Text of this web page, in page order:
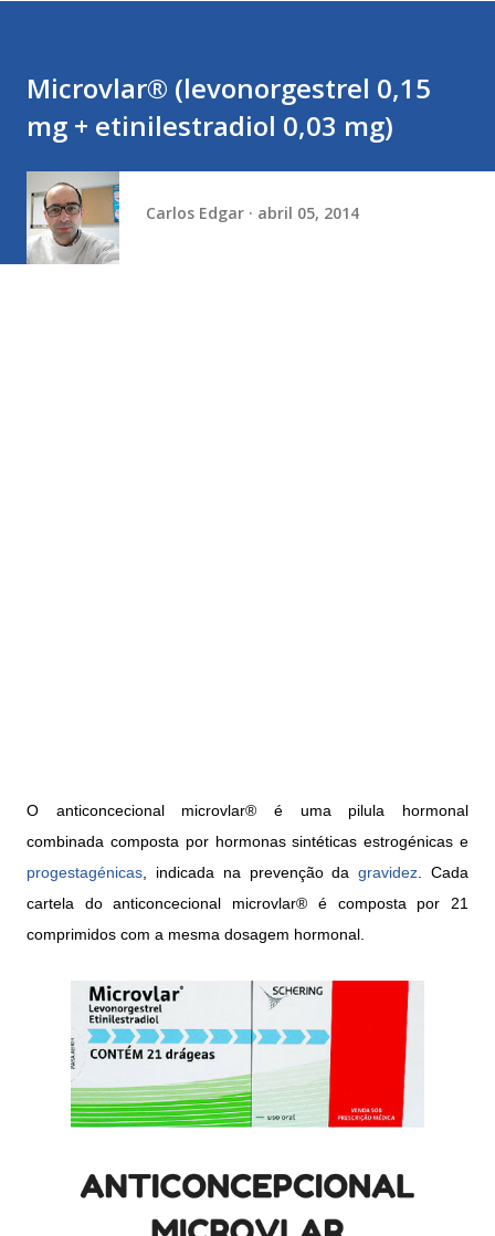
Microvlar® (levonorgestrel 0,15
mg + etinilestradiol 0,03 mg)
Carlos Edgar abril 05, 2014
O anticoncecional microvlar® é uma pilula hormonal
combinada composta por hormonas sintéticas estrogénicas e
progestagénicas , indicada na prevenção dagravidez . Cada
cartela do anticoncecional microvlar® é composta por 21
comprimidos com a mesma dosagem hormonal.